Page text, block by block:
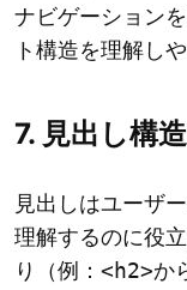
ナビゲーション
ト構造を理解し
7. 見出し構
見出しはユーザ
理解するのに役
り（例： <h2>か